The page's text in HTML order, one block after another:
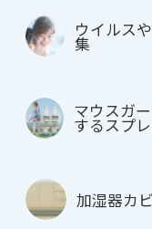
ウイルス
集
マウスガ
するスプ
加湿器カ